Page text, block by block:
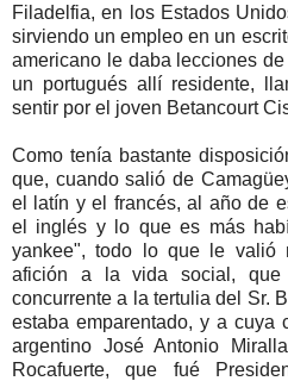
Filadelfia, en los Estados
sirviendo un empleo en un
americano le daba lecciones
un portugués allí residente,
sentir por el joven Betancourt
Como tenía bastante
que, cuando salió de
el latín y el francés, al año de
el inglés y lo que es más
yankee", todo lo que le valió
afición a la vida social, que
concurrente a la tertulia del Sr.
estaba emparentado, y a cuya
argentino José Antonio
Rocafuerte, que fué